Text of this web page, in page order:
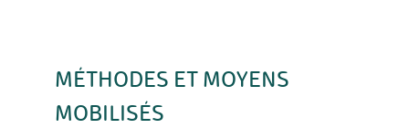
MÉTHODES ET MOYENS
MOBILISÉS